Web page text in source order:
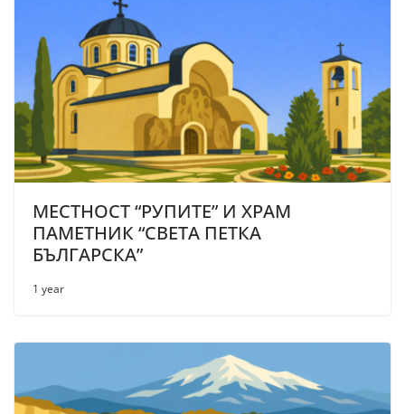
МЕСТНОСТ “РУПИТЕ” И ХРАМ
ПАМЕТНИК “СВЕТА ПЕТКА
БЪЛГАРСКА”
1 year